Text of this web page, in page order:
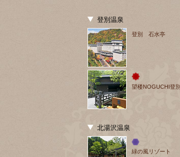
登別温泉
登別 石水亭
望楼NOGUCHI登別
北湯沢温泉
緑の風リゾート